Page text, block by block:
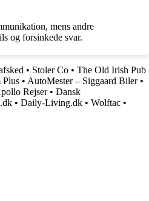
mens andre
og forsinkede svar.
• Stoler Co • The Old Irish Pub
Plus • AutoMester – Siggaard Biler•
Rejser• Dansk
• Daily-Living.dk • Wolftac •